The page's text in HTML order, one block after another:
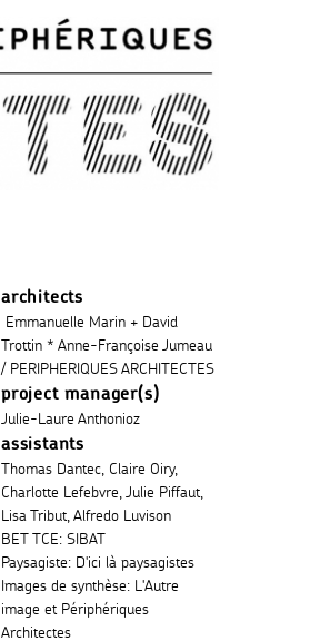
architects
Emmanuelle Marin + David
Trottin * Anne-Françoise Jumeau
/ PERIPHERIQUES ARCHITECTES
project manager(s)
Julie-Laure Anthonioz
assistants
Thomas Dantec, Claire Oiry,
Charlotte Lefebvre, Julie Piffaut,
Lisa Tribut, Alfredo Luvison
BET TCE: SIBAT
Paysagiste: D'ici là paysagistes
Images de synthèse: L'Autre
image et Périphériques
Architectes